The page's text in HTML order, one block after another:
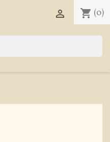
shopping_cart (0)
